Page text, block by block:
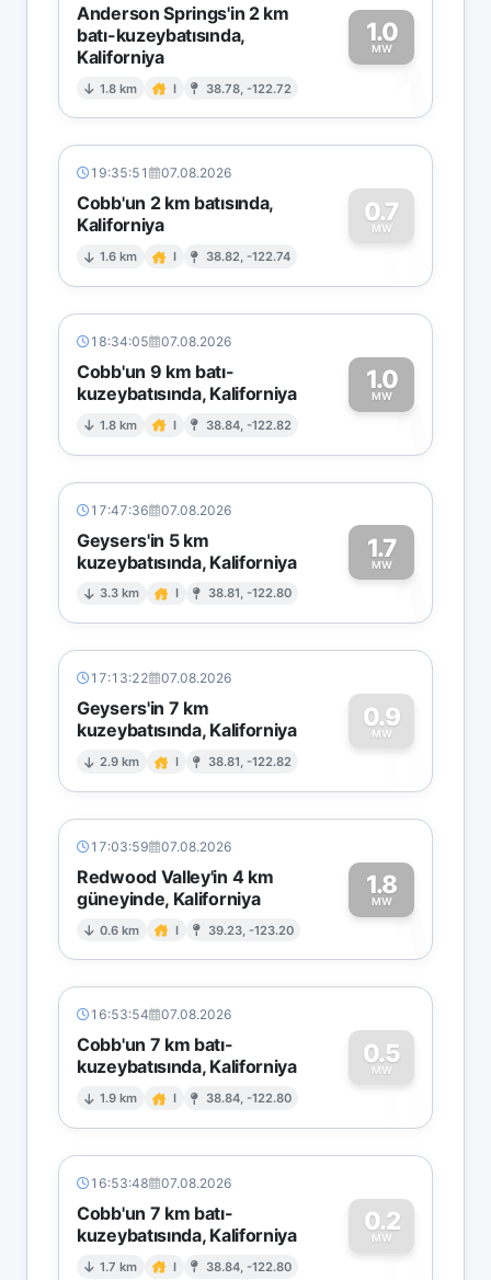
Anderson Springs'in 2 km
batı-kuzeybatısında,
Kaliforniya
1.8 km I 38.78, -122.72
1.0
MW
1
19:35:51 07.08.2026
Cobb'un 2 km batısında,
Kaliforniya
1.6 km I 38.82, -122.74
0.7
MW
0
18:34:05 07.08.2026
Cobb'un 9 km batı-
kuzeybatısında, Kaliforniya
1.8 km I 38.84, -122.82
1.0
MW1
17:47:36 07.08.2026
Geysers'in 5 km
kuzeybatısında, Kaliforniya
3.3 km I 38.81, -122.80
1.7
MW1
17:13:22 07.08.2026
Geysers'in 7 km
kuzeybatısında, Kaliforniya
2.9 km I 38.81, -122.82
0.9
MW
0
17:03:59 07.08.2026
Redwood Valley'in 4 km
güneyinde, Kaliforniya
0.6 km I 39.23, -123.20
1.8
MW1
16:53:54 07.08.2026
Cobb'un 7 km batı-
kuzeybatısında, Kaliforniya
1.9 km I 38.84, -122.80
0.5
MW
0
16:53:48 07.08.2026
Cobb'un 7 km batı-
kuzeybatısında, Kaliforniya
1.7 km I 38.84, -122.80
0.2
MW